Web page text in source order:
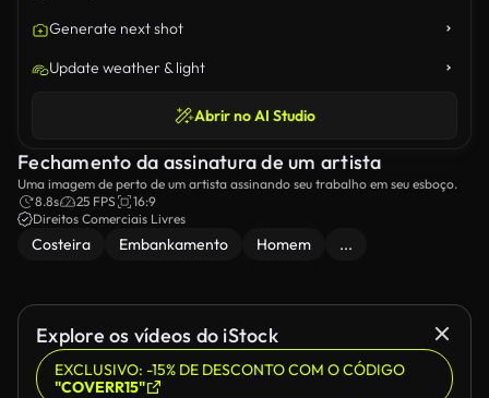
Generate next shot
Update weather & light
Abrir no AI Studio
Fechamento da assinatura de um artista
Uma imagem de perto de um artista assinando seu trabalho em seu esboço.
8.8s
25 FPS
16:9
Direitos Comerciais Livres
Costeira Embankamento Homem ...
Explore os vídeos do iStock
EXCLUSIVO: -15% DE DESCONTO COM O CÓDIGO
"COVERR15"